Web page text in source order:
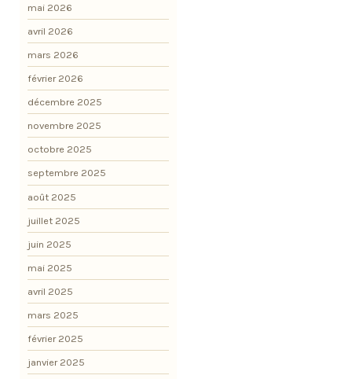
mai 2026
avril 2026
mars 2026
février 2026
décembre 2025
novembre 2025
octobre 2025
septembre 2025
août 2025
juillet 2025
juin 2025
mai 2025
avril 2025
mars 2025
février 2025
janvier 2025